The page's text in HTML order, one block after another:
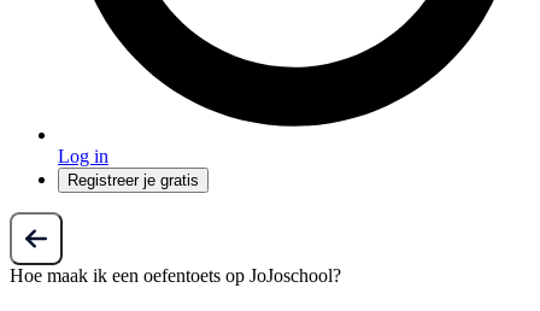
Log in
Registreer je gratis
Hoe maak ik een oefentoets op JoJoschool?